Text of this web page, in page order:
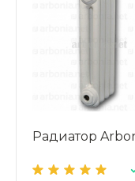
Радиатор